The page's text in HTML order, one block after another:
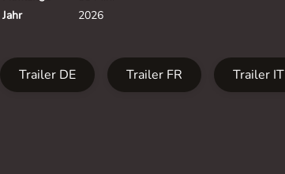
Jahr
2026
Trailer DE Trailer FR Trailer IT